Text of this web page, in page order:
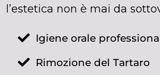
l’estetica non è mai da
Igiene orale
Rimozione del Tartaro